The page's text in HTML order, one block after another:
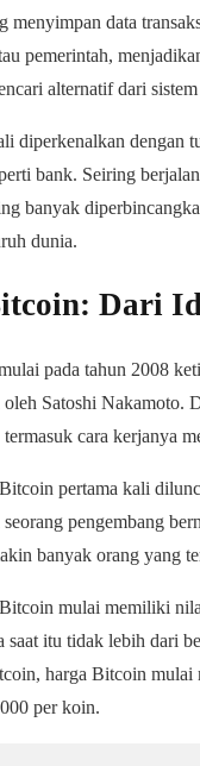
menyimpan data
pemerintah,
alternatif dari
diperkenalkan dengan
bank. Seiring
banyak
dunia.
Dari
pada tahun 2008
Satoshi Nakamoto.
cara kerjanya
pertama kali
pengembang
banyak orang yang
mulai memiliki
saat itu tidak lebih dari
harga Bitcoin mulai
per koin.